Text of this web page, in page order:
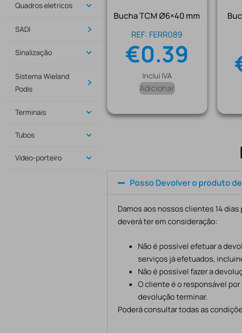
Quadros eletricos
SADI
Sinalização
Sistema Wieland
Podis
Terminais
Tubos
Video-porteiro
Bucha TCM Ø6×40 mm
REF: FERR089
€0.39
Inclui IVA
Adicionar
Posso Devolver o produto
Damos aos nossos clientes 14
deverá ter em consideração:
Não é possível efetuar a
serviços já efetuados,
Não é possível fazer a
O cliente é o responsável
devolução terminar.
Poderá consultar todas as